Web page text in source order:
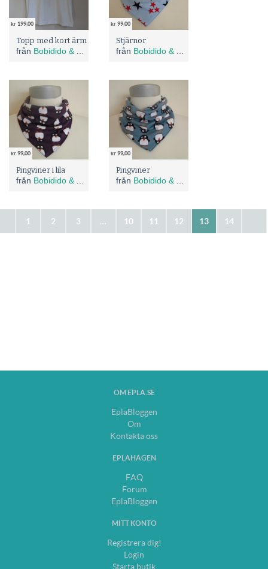
kr 199,00
Topp med kort ärm
från Bobidido & Asb Design
kr 99,00
Stjärnor
från Bobidido & Asb Design
kr 99,00
Pingviner i lila
från Bobidido & Asb Design
kr 99,00
Pingviner
från Bobidido & Asb Design
1 2 3 … 10 11 12 13 14
OM EPLA.SE
EplaBloggen
Om
Kontakta oss
EPLAHAGEN
FAQ
Forum
EplaBloggen
MITT KONTO
Registrera dig!
Login
Starta butik